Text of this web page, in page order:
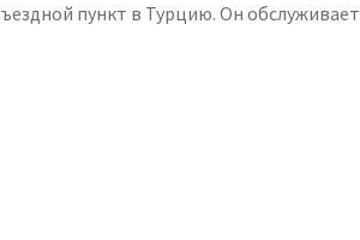
пункт в Турцию. Он обслуживает